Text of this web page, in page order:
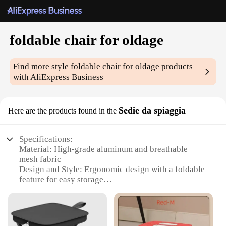
foldable chair for oldage
Find more stylefoldable chair for oldage products
with AliExpress Business
Here are the products found in the Sedie da spiaggia
Specifications:
Material: High-grade aluminum and breathable
mesh fabric
Design and Style: Ergonomic design with a foldable
feature for easy storage
Typical Adaptive Scenario: Suitable for individuals
with mobility challenges